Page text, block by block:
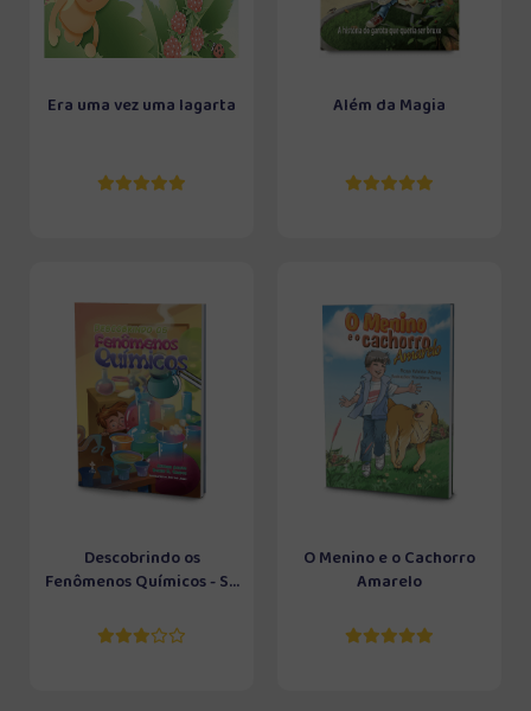
Era uma vez uma lagarta Além da Magia
Descobrindo os
Fenômenos Químicos - S...
O Menino e o Cachorro
Amarelo